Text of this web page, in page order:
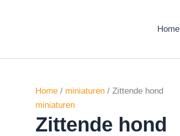
Home
Home / miniaturen / Zittende hond
miniaturen
Zittende hond